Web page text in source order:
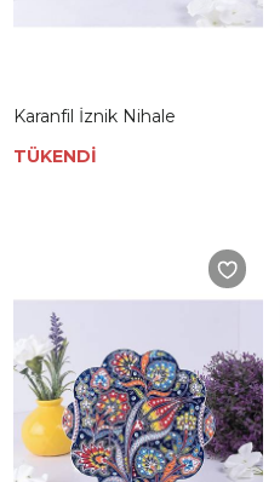
Karanfil İznik Nihale
TÜKENDİ